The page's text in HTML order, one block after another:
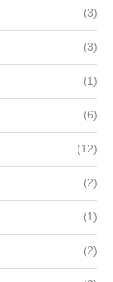
(3)
(3)
(1)
(6)
(12)
(2)
(1)
(2)